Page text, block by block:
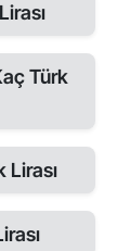
Türk
Lirası